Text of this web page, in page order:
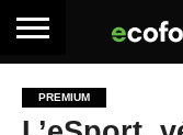
ARTICLES
PREMIUM
ADHÉSION
PREMIUM
SE
CONNECTER
EMPLOI
BOITE
À
OUTILS
PREMIUM